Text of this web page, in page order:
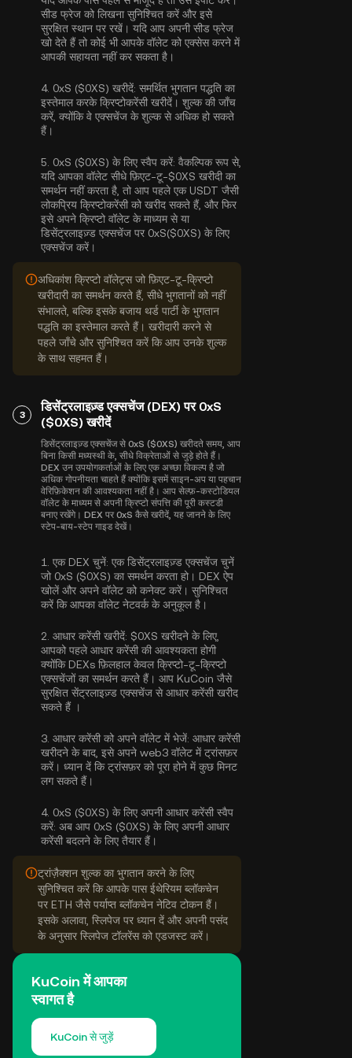
सीड फ्रेज को लिखना सुनिश्चित करें और इसे
सुरक्षित स्थान पर रखें। यदि आप अपनी सीड फ्रेज
खो देते हैं तो कोई भी आपके वॉलेट को एक्सेस करने में
आपकी सहायता नहीं कर सकता है।
4. 0xS ($0XS) खरीदें: समर्थित भुगतान पद्धति का
इस्तेमाल करके क्रिप्टोकरेंसी खरीदें। शुल्क की जाँच
करें, क्योंकि वे एक्सचेंज के शुल्क से अधिक हो सकते
हैं।
5. 0xS ($0XS) के लिए स्वैप करें: वैकल्पिक रूप से,
यदि आपका वॉलेट सीधे फ़िएट-टू-$0XS खरीदी का
समर्थन नहीं करता है, तो आप पहले एक USDT जैसी
लोकप्रिय क्रिप्टोकरेंसी को खरीद सकते हैं, और फिर
इसे अपने क्रिप्टो वॉलेट के माध्यम से या
डिसेंट्रलाइज़्ड एक्सचेंज पर 0xS($0XS) के लिए
एक्सचेंज करें।
अधिकांश क्रिप्टो वॉलेट्स जो फ़िएट-टू-क्रिप्टो
खरीदारी का समर्थन करते हैं, सीधे भुगतानों को नहीं
संभालते, बल्कि इसके बजाय थर्ड पार्टी के भुगतान
पद्धति का इस्तेमाल करते हैं। खरीदारी करने से
पहले जाँचे और सुनिश्चित करें कि आप उनके शुल्क
के साथ सहमत हैं।
3
डिसेंट्रलाइज़्ड एक्सचेंज (DEX) पर 0xS
($0XS) खरीदें
डिसेंट्रलाइज़्ड एक्सचेंज से 0xS ($0XS) खरीदते समय, आप
बिना किसी मध्यस्थी के, सीधे विक्रेताओं से जुड़े होते हैं।
DEX उन उपयोगकर्ताओं के लिए एक अच्छा विकल्प है जो
अधिक गोपनीयता चाहते हैं क्योंकि इसमें साइन-अप या पहचान
वेरिफ़िकेशन की आवश्यकता नहीं है। आप सेल्फ़-कस्टोडियल
वॉलेट के माध्यम से अपनी क्रिप्टो संपत्ति की पूरी कस्टडी
बनाए रखेंगे। DEX पर 0xS कैसे खरीदें, यह जानने के लिए
स्टेप-बाय-स्टेप गाइड देखें।
1. एक DEX चुनें: एक डिसेंट्रलाइज़्ड एक्सचेंज चुनें
जो 0xS ($0XS) का समर्थन करता हो। DEX ऐप
खोलें और अपने वॉलेट को कनेक्ट करें। सुनिश्चित
करें कि आपका वॉलेट नेटवर्क के अनुकूल है।
2. आधार करेंसी खरीदें: $0XS खरीदने के लिए,
आपको पहले आधार करेंसी की आवश्यकता होगी
क्योंकि DEXs फ़िलहाल केवल क्रिप्टो-टू-क्रिप्टो
एक्सचेंजों का समर्थन करते हैं। आप KuCoin जैसे
सुरक्षित सेंट्रलाइज़्ड एक्सचेंज सेआधार करेंसी खरीद
सकते हैं ।
3. आधार करेंसी को अपने वॉलेट में भेजें: आधार करेंसी
खरीदने के बाद, इसे अपने web3 वॉलेट में ट्रांसफ़र
करें। ध्यान दें कि ट्रांसफ़र को पूरा होने में कुछ मिनट
लग सकते हैं।
4. 0xS ($0XS) के लिए अपनी आधार करेंसी स्वैप
करें: अब आप 0xS ($0XS) के लिए अपनी आधार
करेंसी बदलने के लिए तैयार हैं।
ट्रांज़ैक्शन शुल्क का भुगतान करने के लिए
सुनिश्चित करें कि आपके पास ईथेरियम ब्लॉकचेन
पर ETH जैसे पर्याप्त ब्लॉकचेन नेटिव टोकन हैं।
इसके अलावा, स्लिपेज पर ध्यान दें और अपनी पसंद
के अनुसार स्लिपेज टॉलरेंस को एडजस्ट करें।
KuCoin में आपका
स्वागत है
KuCoin से जुड़ें